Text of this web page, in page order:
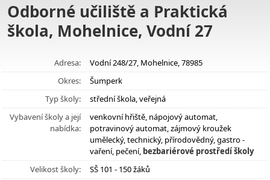
Odborné učiliště a Praktická
škola, Mohelnice, Vodní 27
Adresa:
Vodní 248/27, Mohelnice, 78985
Okres:
Šumperk
Typ školy:
střední škola, veřejná
Vybavení školy a její
nabídka:
venkovní hřiště, nápojový automat,
potravinový automat, zájmový kroužek
umělecký, technický, přírodovědný, gastro -
vaření, pečení, bezbariérové prostředí školy
Velikost školy:
SŠ 101 - 150 žáků